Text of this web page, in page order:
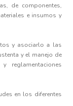
de componentes,
e insumos y
y asociarlo a las
y el manejo de
reglamentaciones
en los diferentes